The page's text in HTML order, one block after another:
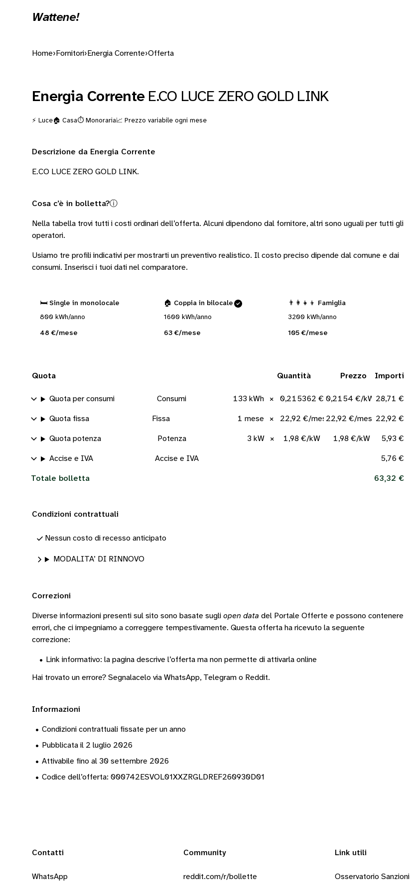
Wattene!
Home› Fornitori› Energia Corrente›Offerta
Energia Corrente E.CO LUCE ZERO GOLD LINK
⚡ Luce🏠 Casa⏱️ Monoraria📈 Prezzo variabile ogni mese
Descrizione da Energia Corrente
E.CO LUCE ZERO GOLD LINK.
Cosa c’è in bolletta?ⓘ
Nella tabella trovi tutti i costi ordinari dell’offerta. Alcuni dipendono dal fornitore, altri sono uguali per tutti gli
operatori.
Usiamo tre profili indicativi per mostrarti un preventivo realistico. Il costo preciso dipende dal comune e dai
consumi. Inserisci i tuoi dati nel comparatore.
🛏️ Single in monolocale
800 kWh/anno
48 €/mese
🏠 Coppia in bilocale
1600 kWh/anno
63 €/mese
👨‍👩‍👧‍👦 Famiglia
3200 kWh/anno
105 €/mese
Quota Quantità Prezzo Importi
Quota per consumi Consumi 133 kWh × 0,215362 €/kWh0,2154 €/kWh28,71 €
Quota fissa Fissa 1 mese × 22,92 €/mese22,92 €/mese22,92 €
Quota potenza Potenza 3 kW × 1,98 €/kW 1,98 €/kW 5,93 €
Accise e IVA Accise e IVA 5,76 €
Totale bolletta 63,32 €
Condizioni contrattuali
Nessun costo di recesso anticipato
MODALITA’ DI RINNOVO
Correzioni
Diverse informazioni presenti sul sito sono basate sugli open data del Portale Offerte e possono contenere
errori, che ci impegniamo a correggere tempestivamente. Questa offerta ha ricevuto la seguente
correzione:
• Link informativo: la pagina descrive l’offerta ma non permette di attivarla online
Hai trovato un errore? Segnalacelo via WhatsApp, Telegram o Reddit.
Informazioni
• Condizioni contrattuali fissate per un anno
• Pubblicata il 2 luglio 2026
• Attivabile fino al 30 settembre 2026
• Codice dell’offerta: 000742ESVOL01XXZRGLDREF260930D01
Contatti
WhatsApp
Community
reddit.com/r/bollette
Link utili
Osservatorio Sanzioni